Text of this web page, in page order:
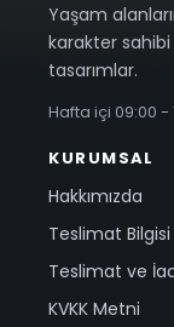
Yaşam
karakter
tasarımlar.
Hafta içi 09:00 -
KURUMSAL
Hakkımızda
Teslimat Bilgisi
Teslimat ve
KVKK Metni